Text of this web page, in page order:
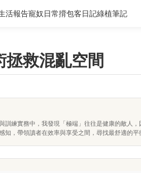
活報告寵奴日常揹包客日記綠植筆記
救混亂空間
練實務中，我發現「極端」往往是健康的敵人
，帶領讀者在效率與享受之間，尋找最舒適的平